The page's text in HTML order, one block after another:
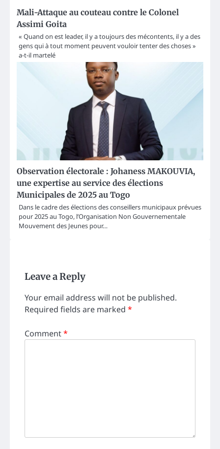
Mali-Attaque au couteau contre le Colonel
Assimi Goita
« Quand on est leader, il y a toujours des mécontents, il y a des
gens qui à tout moment peuvent vouloir tenter des choses »
a-t-il martelé
Observation électorale : Johaness MAKOUVIA,
une expertise au service des élections
Municipales de 2025 au Togo
Dans le cadre des élections des conseillers municipaux prévues
pour 2025 au Togo, l’Organisation Non Gouvernementale
Mouvement des Jeunes pour…
Leave a Reply
Your email address will not be published.
Required fields are marked *
Comment*